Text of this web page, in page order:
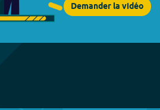
Demander la vidéo